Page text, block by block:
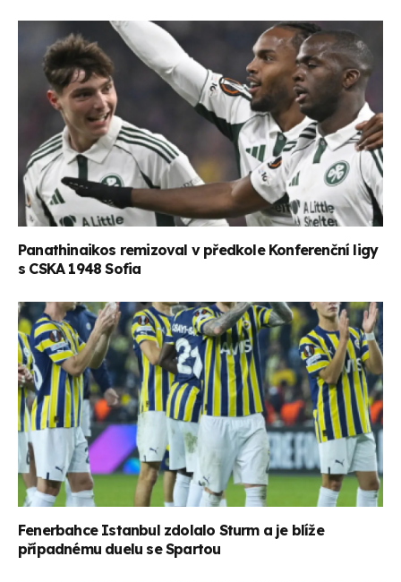
Panathinaikos remizoval v předkole Konferenční ligy
s CSKA 1948 Sofia
Fenerbahce Istanbul zdolalo Sturm a je blíže
případnému duelu se Spartou